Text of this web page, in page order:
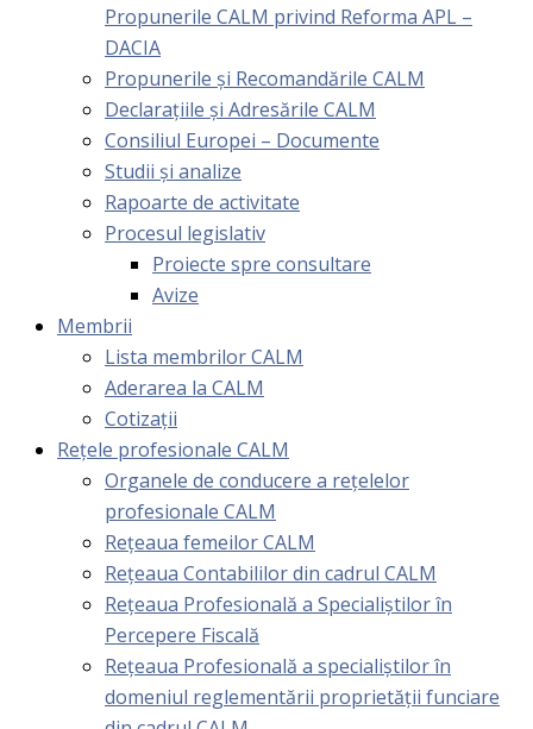
Propunerile CALM privind Reforma APL –
DACIA
Propunerile și Recomandările CALM
Declarațiile și Adresările CALM
Consiliul Europei – Documente
Studii și analize
Rapoarte de activitate
Procesul legislativ
Proiecte spre consultare
Avize
Membrii
Lista membrilor CALM
Aderarea la CALM
Cotizaţii
Rețele profesionale CALM
Organele de conducere a rețelelor
profesionale CALM
Rețeaua femeilor CALM
Rețeaua Contabililor din cadrul CALM
Rețeaua Profesională a Specialiștilor în
Percepere Fiscală
Reţeaua Profesională a specialiştilor în
domeniul reglementării proprietăţii funciare